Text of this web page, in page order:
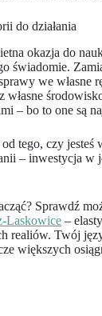
do działania
okazja do
świadomie.
we własne
własne
– bo to one są
tego, czy
– inwestycja w
Sprawdź
Laskowice –
realiów. Twój
większych